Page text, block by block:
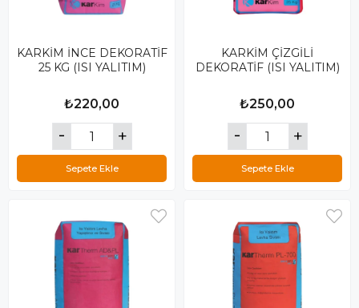
KARKİM İNCE DEKORATİF
25 KG (ISI YALITIM)
₺220,00
Sepete Ekle
KARKİM ÇİZGİLİ
DEKORATİF (ISI YALITIM)
₺250,00
Sepete Ekle